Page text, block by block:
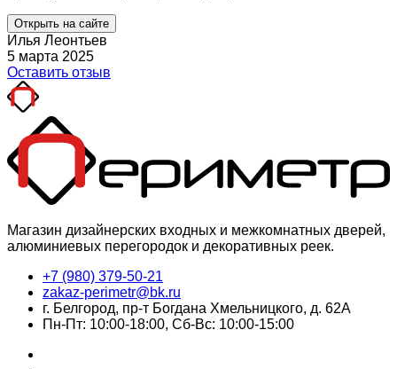
Открыть на сайте
Илья Леонтьев
5 марта 2025
Оставить отзыв
Магазин дизайнерских входных и межкомнатных дверей,
алюминиевых перегородок и декоративных реек.
+7 (980) 379-50-21
zakaz-perimetr@bk.ru
г. Белгород, пр-т Богдана Хмельницкого, д. 62А
Пн-Пт: 10:00-18:00, Сб-Вс: 10:00-15:00